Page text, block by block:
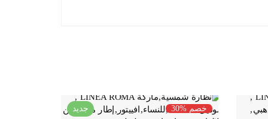
جديد خصم %30